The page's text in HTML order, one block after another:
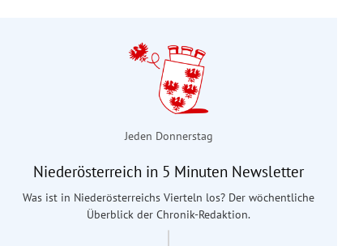
Jeden Donnerstag
Niederösterreich in 5 Minuten Newsletter
Was ist in Niederösterreichs Vierteln los? Der wöchentliche
Überblick der Chronik-Redaktion.